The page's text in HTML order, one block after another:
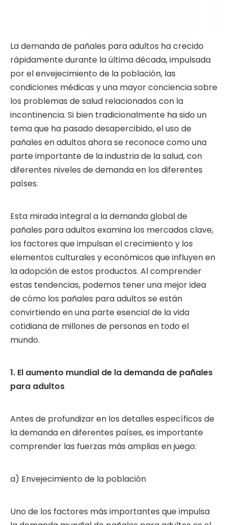
La demanda de pañales para adultos ha crecido
rápidamente durante la última década, impulsada
por el envejecimiento de la población, las
condiciones médicas y una mayor conciencia sobre
los problemas de salud relacionados con la
incontinencia. Si bien tradicionalmente ha sido un
tema que ha pasado desapercibido, el uso de
pañales en adultos ahora se reconoce como una
parte importante de la industria de la salud, con
diferentes niveles de demanda en los diferentes
países.
Esta mirada integral a la demanda global de
pañales para adultos examina los mercados clave,
los factores que impulsan el crecimiento y los
elementos culturales y económicos que influyen en
la adopción de estos productos. Al comprender
estas tendencias, podemos tener una mejor idea
de cómo los pañales para adultos se están
convirtiendo en una parte esencial de la vida
cotidiana de millones de personas en todo el
mundo.
1. El aumento mundial de la demanda de pañales
para adultos
Antes de profundizar en los detalles específicos de
la demanda en diferentes países, es importante
comprender las fuerzas más amplias en juego:
a) Envejecimiento de la población
Uno de los factores más importantes que impulsa